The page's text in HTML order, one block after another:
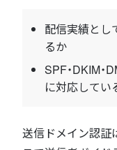
配信実績とし
るか
SPF・DKIM
に対応してい
送信ドメイン認証